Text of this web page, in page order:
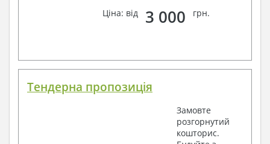
Ціна: від
3 000 грн.
Тендерна пропозиція
Замовте
розгорнутий
кошторис.